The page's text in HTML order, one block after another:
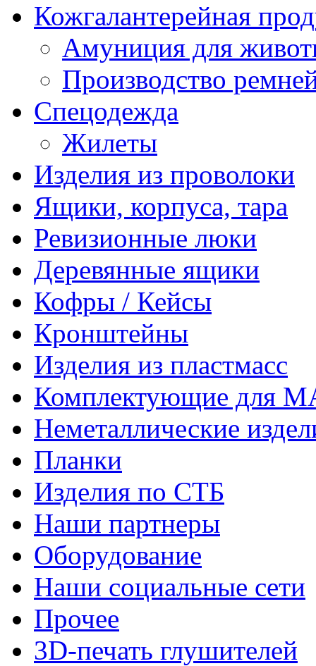
Кожгалантерейная
Амуниция для
Производство
Спецодежда
Жилеты
Изделия из проволоки
Ящики, корпуса, тара
Ревизионные люки
Деревянные ящики
Кофры / Кейсы
Кронштейны
Изделия из пластмасс
Комплектующие для
Неметаллические
Планки
Изделия по СТБ
Наши партнеры
Оборудование
Наши социальные сети
Прочее
3D-печать глушителей